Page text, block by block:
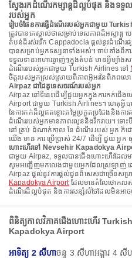
ស្វែងរកដំណើរកម្សាន្តដ៏ល្អបំផុត និងទទួ
របស់អ្នក
រៀបចំផែនការធ្វើដំណើររបស់អ្នកជាមួយ
ត្រូវបានគេស្គាល់ថាសម្រាប់ទេសភាពដ៏អស្ចារ្យ
តំបន់ដ៏រស់រវើក Cappadocia ផ្តល់នូវដំណើរ
បានសម្រាប់អ្នកទស្សនាទាំងអស់។ ចាប់តាំងពីកា
ទទួលទានអាហារឆ្ងាញ់ៗក្នុងតំបន់ មានអ្វីម្យ៉ាងសម្
ដំណើររបស់អ្នកជាមួយ Turkish Airlines ទៅ
ចិត្តរបស់អ្នកស្រស់ស្រាយពីភាពអ៊ូអរនៃពិភពល
Airpaz ជាដៃគូទេសចរណ៍របស់អ្នក
Airpaz នៅទីនេះដើម្បីជួយអ្នកក្នុងការកក់ជើ
Airport ជាមួយ Turkish Airlines។ ហេតុអ្វី
នៃការកក់ដ៏ល្អឥតខ្ចោះតម្លៃប្រកួតប្រជែងនិងការ
ដំណើររបស់អ្នកមានភាពរលូននិងរីករាយ។ ទោ
នៅ គ្រប់ ដំណាក់កាល នៃ ដំណើរ របស់ អ្នក ក៏ដោ
យើង មាន ការ ប្រើប្រាស់ 24/7 ដើម្បី ជួយ អ្នក
ហោះហើរទៅ Nevsehir Kapadokya
ជាមួយ Airpaz, ទទួលបានជើងហោះហើរដែ
សូមអញ្ជើញមកលេងជាមួយអ្នកដែលស្រឡាញ់ ដោ
Airpaz ផ្តល់នូវការផ្តល់ជូនពិសេសជាច្រើនសម្រ
Kapadokya Airportដែលមានតំលៃថោករប
ដំណើរដ៏ល្អបំផុត និងការសន្សំសំចៃដែលមិនអា
ពិនិត្យកាលវិភាគជើងហោះហើរ
Kapadokya Airport
អាទិត្យ 2 សីហាចន្ទ 3 សីហាអង្គារ 4 សី